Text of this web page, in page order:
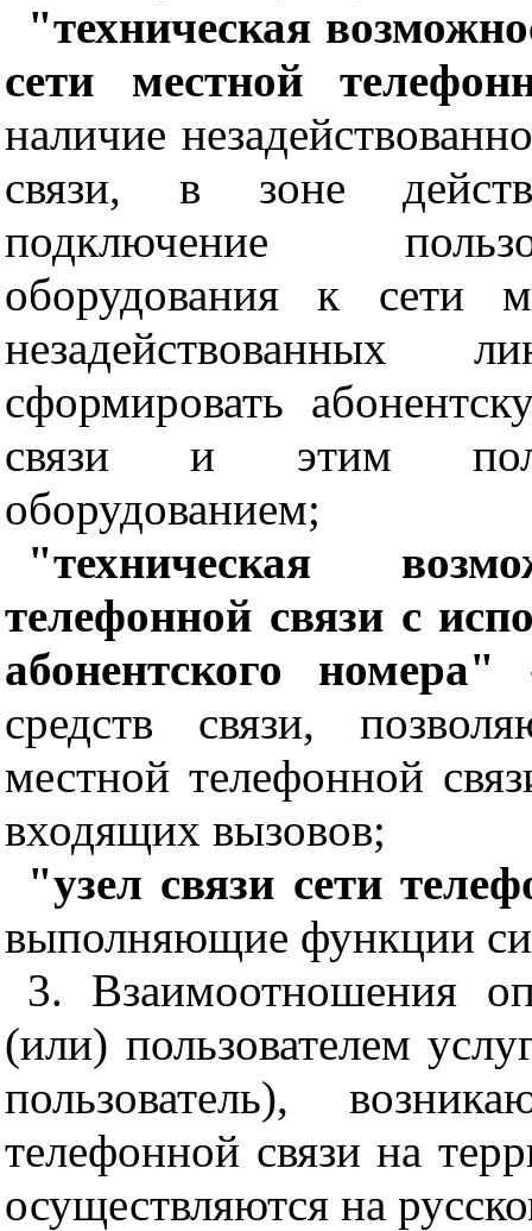
"техническая
сети местной
наличие
связи, в зоне
подключение
оборудования к сети
незадействованных
сформировать
связи и этим
оборудованием;
"техническая
телефонной связи с
абонентского номера"
средств связи,
местной телефонной
входящих вызовов;
"узел связи сети
выполняющие функции
3. Взаимоотношения
(или) пользователем
пользователь),
телефонной связи на
осуществляются на